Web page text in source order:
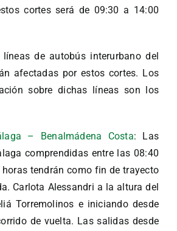
cortes será de 09:30 a 14:00
de autobús interurbano del
afectadas por estos cortes. Los
sobre dichas líneas son los
– Benalmádena Costa: Las
comprendidas entre las 08:40
tendrán como fin de trayecto
Carlota Alessandri a la altura del
Torremolinos e iniciando desde
de vuelta. Las salidas desde